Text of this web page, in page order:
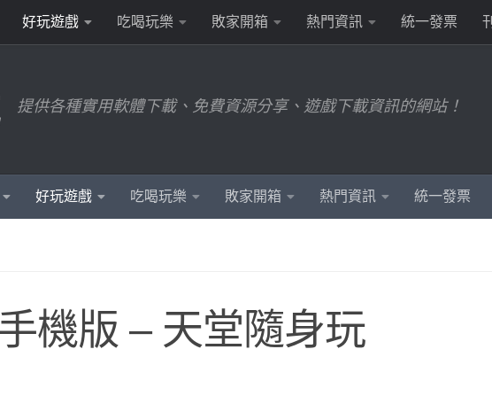
好玩遊戲 吃喝玩樂 敗家開箱 熱門資訊 統一發票
提供各種實用軟體下載、免費資源分享、遊戲下載資訊的網站！
好玩遊戲 吃喝玩樂 敗家開箱 熱門資訊 統一發票
機版 – 天堂隨身玩